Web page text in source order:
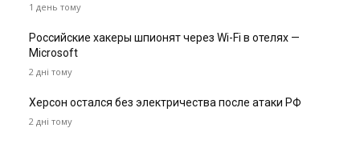
1 день тому
Российские хакеры шпионят через Wi-Fi в отелях —
Microsoft
2 дні тому
Херсон остался без электричества после атаки РФ
2 дні тому